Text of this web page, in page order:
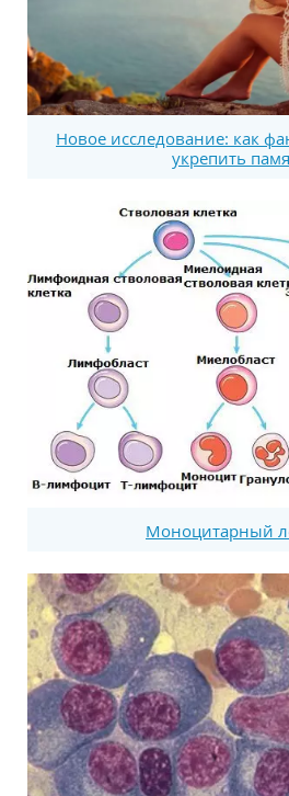
Новое исследование: как
укрепить
Моноцитарный